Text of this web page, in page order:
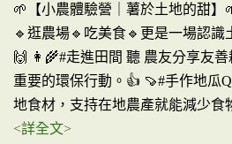
🌱【小農體驗營｜薯於土地的甜】
🔹逛農場🔹吃美食🔹更是一場認識
🙌 👩‍🌾#走進田間 聽 農友分享友
重要的環保行動。👍 🍠#手作地瓜
地食材，支持在地農產就能減少食
<詳全文>